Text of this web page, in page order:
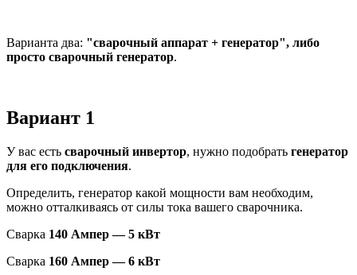
Варианта два: "сварочный аппарат + генератор", либо
просто сварочный генератор.
Вариант 1
У вас есть сварочный инвертор, нужно подобрать генератор
для его подключения.
Определить, генератор какой мощности вам необходим,
можно отталкиваясь от силы тока вашего сварочника.
Сварка 140 Ампер — 5 кВт
Сварка 160 Ампер — 6 кВт